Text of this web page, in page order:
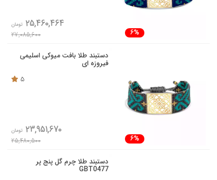
6%
25,460,464 تومان
27,085,600
دستبند طلا بافت میوکی اسلیمی
فیروزه ای
5
6%
23,951,670 تومان
25,480,500
دستبند طلا چرم گل پنج پر
GBT0477